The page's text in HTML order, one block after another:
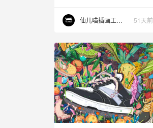
仙儿喵插画工作室 51天前